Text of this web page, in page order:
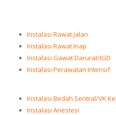
Instalasi Rawat Jalan
Instalasi Rawat Inap
Instalasi Gawat Darurat/IGD
Instalasi Perawatan Intensif
Instalasi Bedah Sentral/VK
Instalasi Anestesi